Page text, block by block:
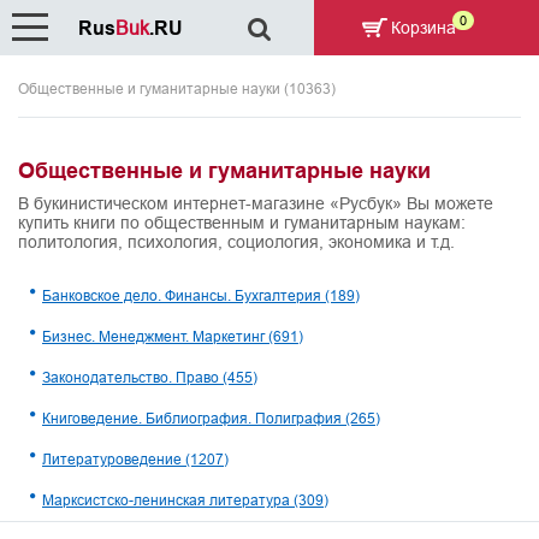
Общественные и гуманитарные науки (10363)
Общественные и гуманитарные науки
В букинистическом интернет-магазине «Русбук» Вы можете
купить книги по общественным и гуманитарным наукам:
политология, психология, социология, экономика и т.д.
Банковское дело. Финансы. Бухгалтерия (189)
Бизнес. Менеджмент. Маркетинг(691)
Законодательство. Право (455)
Книговедение. Библиография. Полиграфия (265)
Литературоведение (1207)
Марксистско-ленинская литература (309)
RusBuk.RU Корзина 0